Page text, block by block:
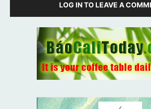
LOG IN TO LEAVE A